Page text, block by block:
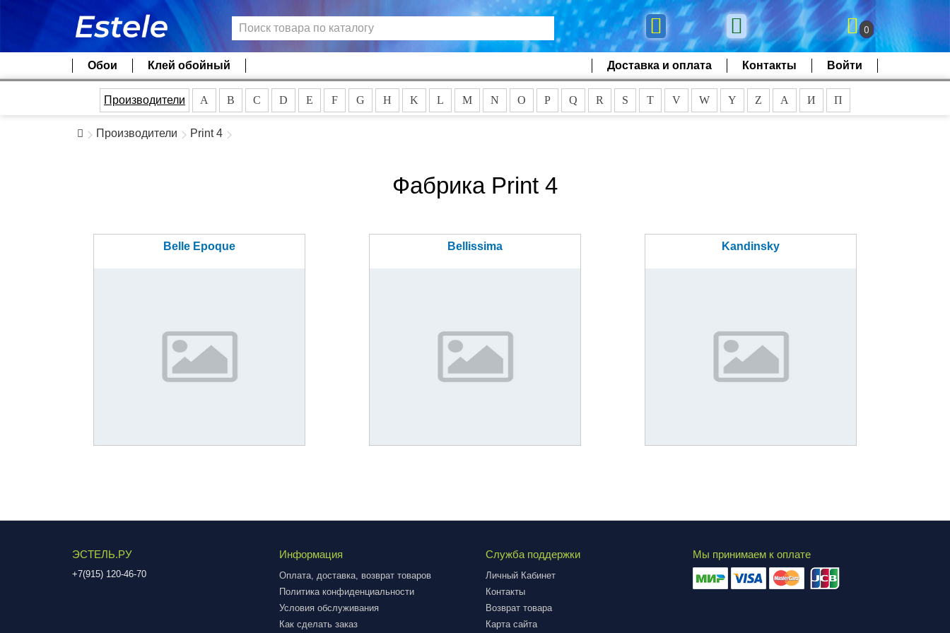
0
Обои Клей обойный Доставка и оплата Контакты Войти
Производители A B C D E F G H K L M N O P Q R S T V W Y Z А И П
Производители Print 4
Фабрика Print 4
Belle Epoque Bellissima Kandinsky
ЭСТЕЛЬ.РУ
+7(915) 120-46-70
Информация
Оплата, доставка, возврат товаров
Политика конфиденциальности
Условия обслуживания
Как сделать заказ
Служба поддержки
Личный Кабинет
Контакты
Возврат товара
Карта сайта
Мы принимаем к оплате